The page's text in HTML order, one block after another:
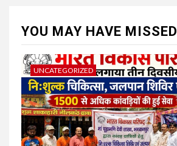
YOU MAY HAVE MISSED
UNCATEGORIZED